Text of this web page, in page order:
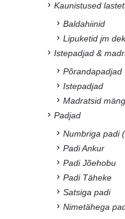
Kaunistused
Baldahiinid
Lipuketid jm
Istepadjad &
Põrandapadjad
Istepadjad
Madratsid
Padjad
Numbriga padi
Padi Ankur
Padi Jõehobu
Padi Täheke
Satsiga padi
Nimetähega